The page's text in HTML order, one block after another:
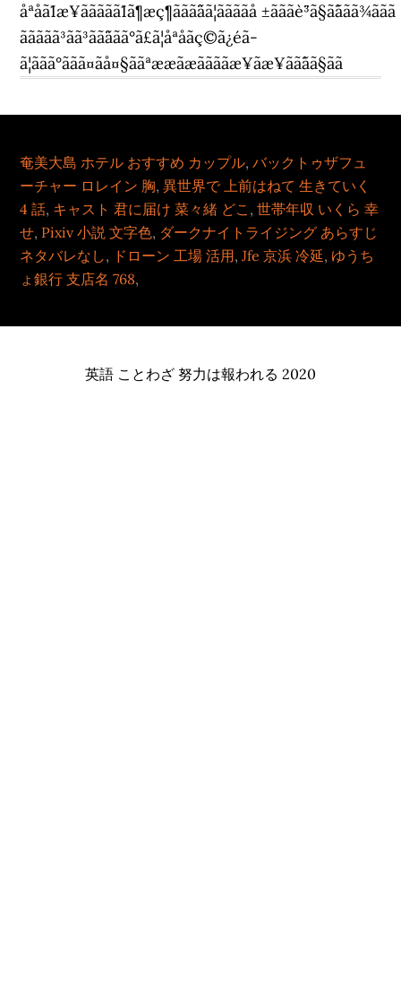
åªåã¯1æ¥ããããã¯1ã¶æç¶ããã¨ãã¦ããããå ±ãããè¨³ã§ã¯ããã¾ããã
ããããã³ãã³ãã¨ããã°ã£ã¦åªåãç©ã¿éã­
ã¦ããã°ããã¤ãå¤§ããªææãæããããæ¥ãæ¥ãã¯ãã§ãã
奄美大島 ホテル おすすめ カップル,バックトゥザフュ
ーチャー ロレイン 胸,異世界で 上前はねて 生きていく
4 話, キャスト 君に届け 菜々緒 どこ ,世帯年収 いくら 幸
せ, Pixiv 小説 文字色, ダークナイトライジング あらすじ
ネタバレなし, ドローン 工場 活用,Jfe 京浜 冷延, ゆうち
ょ銀行 支店名 768,
英語 ことわざ 努力は報われる 2020